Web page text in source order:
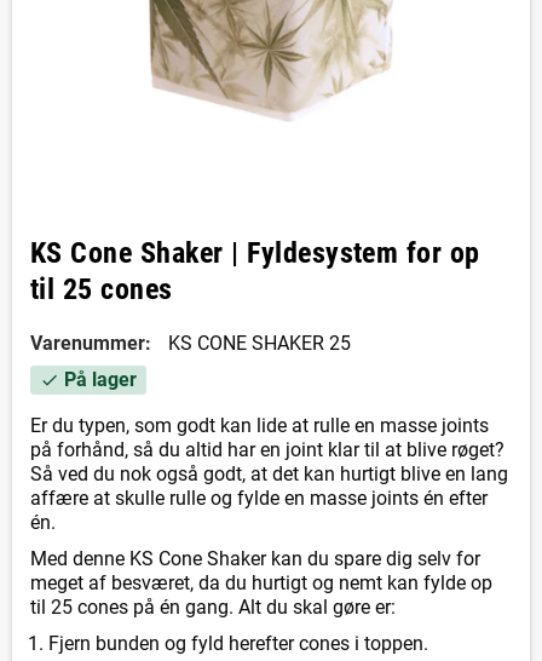
KS Cone Shaker | Fyldesystem for op
til 25 cones
Varenummer: KS CONE SHAKER 25
check På lager
Er du typen, som godt kan lide at rulle en masse joints
på forhånd, så du altid har en joint klar til at blive røget?
Så ved du nok også godt, at det kan hurtigt blive en lang
affære at skulle rulle og fylde en masse joints én efter
én.
Med denne KS Cone Shaker kan du spare dig selv for
meget af besværet, da du hurtigt og nemt kan fylde op
til 25 cones på én gang. Alt du skal gøre er:
Fjern bunden og fyld herefter cones i toppen.